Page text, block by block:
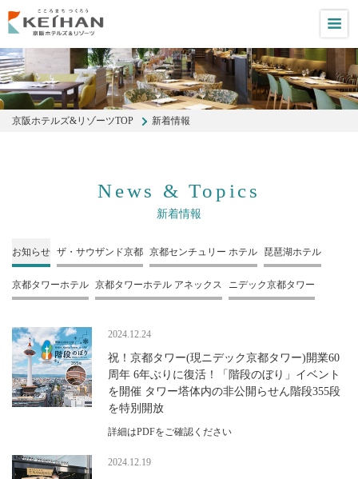
京阪ホテルズ&リゾーツTOP 新着情報
News & Topics
新着情報
お知らせ ザ・サウザンド京都 京都センチュリー ホテル 琵琶湖ホテル
京都タワーホテル 京都タワーホテル アネックス ニデック京都タワー
2024.12.24
祝！京都タワー(現ニデック京都タワー)開業60
周年 6年ぶりに復活！「階段のぼり」イベント
を開催 タワー塔体内の非公開らせん階段355段
を特別開放
詳細はPDFをご確認ください
2024.12.19